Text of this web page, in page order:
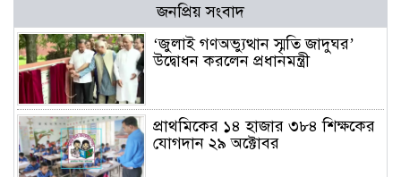
জনপ্রিয় সংবাদ
‘জুলাই গণঅভ্যুত্থান স্মৃতি জাদুঘর’
উদ্বোধন করলেন প্রধানমন্ত্রী
প্রাথমিকের ১৪ হাজার ৩৮৪ শিক্ষকের
যোগদান ২৯ অক্টোবর